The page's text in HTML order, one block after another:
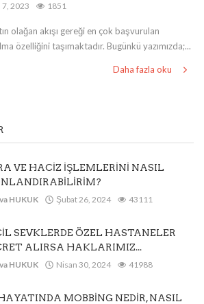
7, 2023 1851
olağan akışı gereği en çok başvurulan
özelliğini taşımaktadır. Bugünkü yazımızda;...
Daha fazla oku
VE HACİZ İŞLEMLERİNİ NASIL
HUKUK Şubat 26, 2024 43111
SEVKLERDE ÖZEL HASTANELER
ALIRSA HAKLARIMIZ...
HUKUK Nisan 30, 2024 41988
MOBBİNG NEDİR, NASIL